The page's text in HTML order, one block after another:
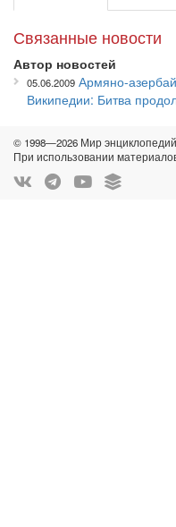
Связанные новости
Автор новостей
05.06.2009 Армяно-
Википедии: Битва
© 1998—2026 Мир энциклопедий
При использовании